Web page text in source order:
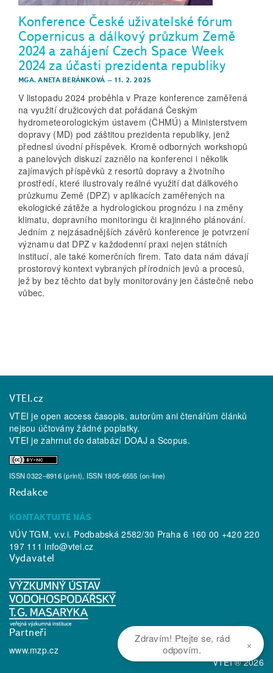
Konference České uživatelské fórum
Copernicus a dálkový průzkum Země
2024 a zahájení Czech Space Week
2024 za účasti prezidenta republiky
MGA. ANETA BERÁNKOVÁ – 11. 2. 2025
V listopadu 2024 proběhla v Praze konference zaměřená
na využití družicových dat pořádaná Českým
hydrometeorologickým ústavem (ČHMÚ) a Ministerstvem
dopravy (MD) pod záštitou prezidenta republiky, jenž
přednesl úvodní příspěvek. Kromě odborných workshopů
a panelových diskuzí zaznělo na konferenci i několik
zajímavých příspěvků z resortů dopravy a životního
prostředí, které ilustrovaly reálné využití dat dálkového
průzkumu Země (DPZ) v aplikacích zaměřených na
ekologické zátěže a hydrologickou prognózu i na změny
klimatu, dopravního monitoringu či krajinného plánování.
Jedním z nejzásadnějších závěrů konference je potvrzení
významu dat DPZ v každodenní praxi nejen státních
institucí, ale také komerčních firem. Tato data nám dávají
prostorový kontext vybraných přírodních jevů a procesů,
jež by bez těchto dat byly monitorovány jen částečně nebo
vůbec.
VTEI.cz
VTEI je open access časopis, autorům ani čtenářům článků
nejsou účtovány žádné poplatky.
VTEI je zahrnut do databází DOAJ a Scopus.
ISSN 0322–8916 (print), ISSN 1805-6555 (on-line)
Redakce
KONTAKTUJTE NÁS
VÚV TGM, v.v.i. Podbabská 2582/30 Praha 6 160 00 +420 220
197 111info@vtei.cz
Vydavatel
Partneři
www.mzp.cz
VTEI ® 2026
Zdravím! Ptejte se, rád
odpovím.
×